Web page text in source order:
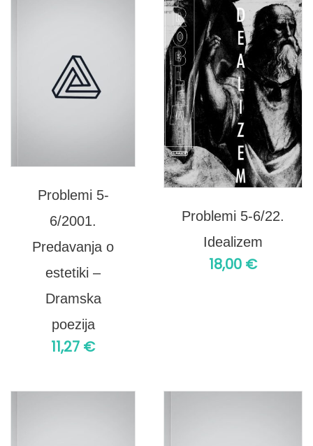
Problemi 5-
6/2001.
Predavanja o
estetiki –
Dramska
poezija
11,27 €
Problemi 5-6/22.
Idealizem
18,00 €